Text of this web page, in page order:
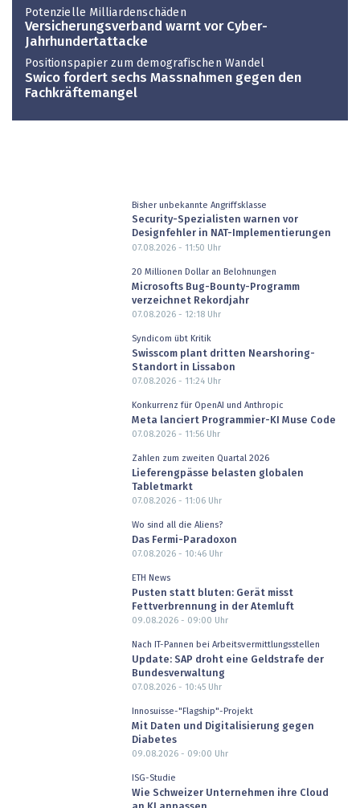
Potenzielle Milliardenschäden
Versicherungsverband warnt vor Cyber-
Jahrhundertattacke
Positionspapier zum demografischen Wandel
Swico fordert sechs Massnahmen gegen den
Fachkräftemangel
Bisher unbekannte Angriffsklasse
Security-Spezialisten warnen vor
Designfehler in NAT-Implementierungen
07.08.2026 - 11:50 Uhr
20 Millionen Dollar an Belohnungen
Microsofts Bug-Bounty-Programm
verzeichnet Rekordjahr
07.08.2026 - 12:18Uhr
Syndicom übt Kritik
Swisscom plant dritten Nearshoring-
Standort in Lissabon
07.08.2026 - 11:24Uhr
Konkurrenz für OpenAI und Anthropic
Meta lanciert Programmier-KI Muse Code
07.08.2026 - 11:56Uhr
Zahlen zum zweiten Quartal 2026
Lieferengpässe belasten globalen
Tabletmarkt
07.08.2026 - 11:06Uhr
Wo sind all die Aliens?
Das Fermi-Paradoxon
07.08.2026 - 10:46Uhr
ETH News
Pusten statt bluten: Gerät misst
Fettverbrennung in der Atemluft
09.08.2026 - 09:00 Uhr
Nach IT-Pannen bei Arbeitsvermittlungsstellen
Update: SAP droht eine Geldstrafe der
Bundesverwaltung
07.08.2026 - 10:45Uhr
Innosuisse-"Flagship"-Projekt
Mit Daten und Digitalisierung gegen
Diabetes
09.08.2026 - 09:00 Uhr
ISG-Studie
Wie Schweizer Unternehmen ihre Cloud